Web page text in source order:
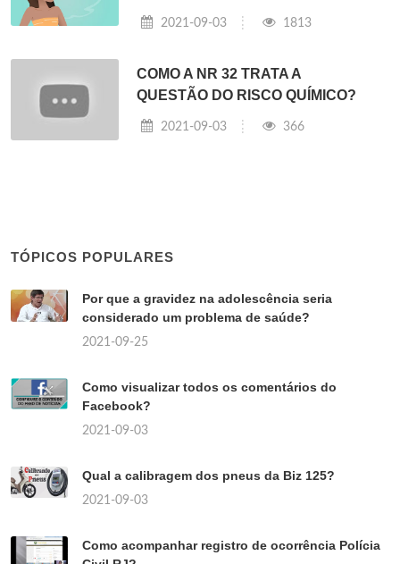
2021-09-03 1813
COMO A NR 32 TRATA A
QUESTÃO DO RISCO QUÍMICO?
2021-09-03 366
TÓPICOS POPULARES
Por que a gravidez na adolescência seria
considerado um problema de saúde?
2021-09-25
Como visualizar todos os comentários do
Facebook?
2021-09-03
Qual a calibragem dos pneus da Biz 125?
2021-09-03
Como acompanhar registro de ocorrência Polícia